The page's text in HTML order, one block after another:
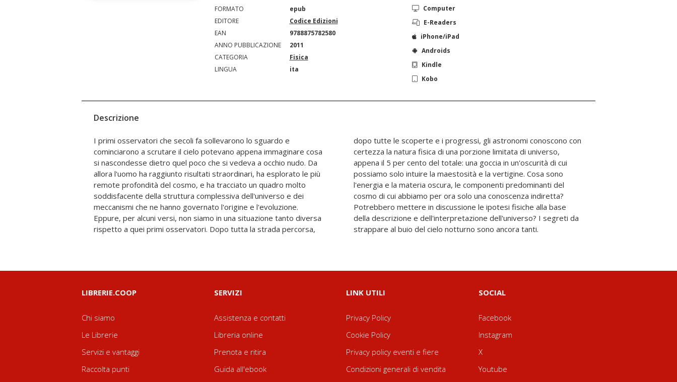
FORMATO
epub
EDITORE
Codice Edizioni
EAN
9788875782580
ANNO PUBBLICAZIONE
2011
CATEGORIA
Fisica
LINGUA
ita
Computer
E-Readers
iPhone/iPad
Androids
Kindle
Kobo
Descrizione
I primi osservatori che secoli fa sollevarono lo sguardo e
cominciarono a scrutare il cielo potevano appena immaginare cosa
si nascondesse dietro quel poco che si vedeva a occhio nudo. Da
allora l'uomo ha raggiunto risultati straordinari, ha esplorato le più
remote profondità del cosmo, e ha tracciato un quadro molto
soddisfacente della struttura complessiva dell'universo e dei
meccanismi che ne hanno governato l'origine e l'evoluzione.
Eppure, per alcuni versi, non siamo in una situazione tanto diversa
rispetto a quei primi osservatori. Dopo tutta la strada percorsa,
dopo tutte le scoperte e i progressi, gli astronomi conoscono con
certezza la natura fisica di una porzione limitata di universo,
appena il 5 per cento del totale: una goccia in un'oscurità di cui
possiamo solo intuire la maestosità e la vertigine. Cosa sono
l'energia e la materia oscura, le componenti predominanti del
cosmo di cui abbiamo per ora solo una conoscenza indiretta?
Potrebbero mettere in discussione le ipotesi fisiche alla base
della descrizione e dell'interpretazione dell'universo? I segreti da
strappare al buio del cielo notturno sono ancora tanti.
LIBRERIE.COOP
Chi siamo
Le Librerie
Servizi e vantaggi
Raccolta punti
SERVIZI
Assistenza e contatti
Libreria online
Prenota e ritira
Guida all'ebook
LINK UTILI
Privacy Policy
Cookie Policy
Privacy policy eventi e fiere
Condizioni generali di vendita
SOCIAL
Facebook
Instagram
X
Youtube